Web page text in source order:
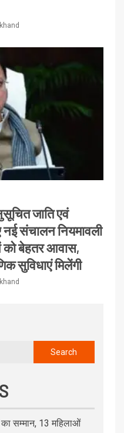
जाति एवं
नई संचालन नियमावली
को बेहतर आवास,
सुविधाएं मिलेंगी
Search
का सम्मान, 13 महिलाओं